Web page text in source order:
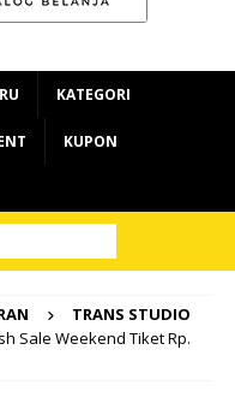
KATEGORI
KUPON
TRANS STUDIO
Sale Weekend Tiket Rp.